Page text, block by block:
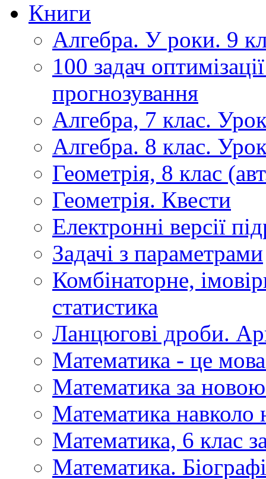
Книги
Алгебра. У роки. 9
100 задач
прогнозування
Алгебра, 7 клас.
Алгебра. 8 клас.
Геометрія, 8 клас
Геометрія. Квести
Електронні версії
Задачі з параметрами
Комбінаторне,
статистика
Ланцюгові дроби.
Математика - це
Математика за
Математика навколо
Математика, 6 клас
Математика.